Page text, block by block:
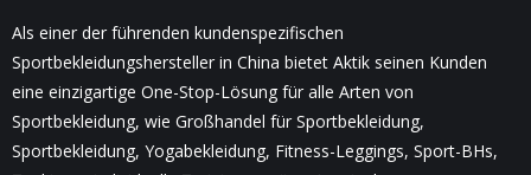
Als einer der führenden kundenspezifischen
Sportbekleidungshersteller in China bietet Aktik seinen Kunden
eine einzigartige One-Stop-Lösung für alle Arten von
Sportbekleidung, wie Großhandel für Sportbekleidung,
Sportbekleidung, Yogabekleidung, Fitness-Leggings, Sport-BHs,